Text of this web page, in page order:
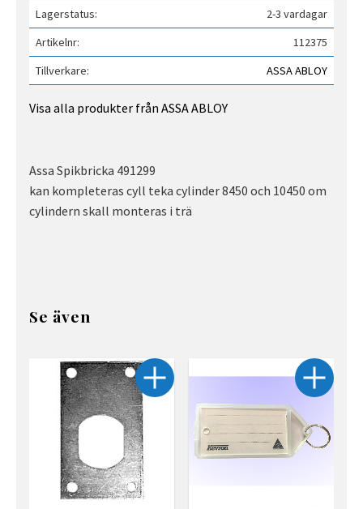
Lagerstatus
2-3 vardagar
Artikelnr
112375
Tillverkare
ASSA ABLOY
Visa alla produkter från ASSA ABLOY
Assa Spikbricka 491299
kan kompleteras cyll teka cylinder 8450 och 10450 om
cylindern skall monteras i trä
Se även